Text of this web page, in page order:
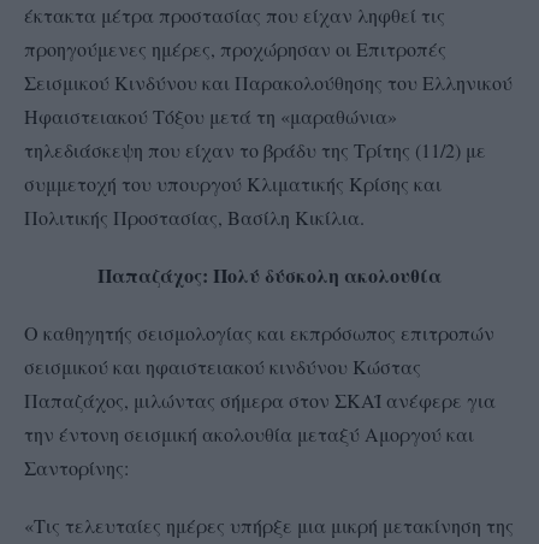
έκτακτα μέτρα προστασίας που είχαν ληφθεί τις
προηγούμενες ημέρες, προχώρησαν οι Επιτροπές
Σεισμικού Κινδύνου και Παρακολούθησης του Ελληνικού
Ηφαιστειακού Τόξου μετά τη «μαραθώνια»
τηλεδιάσκεψη που είχαν το βράδυ της Τρίτης (11/2) με
συμμετοχή του υπουργού Κλιματικής Κρίσης και
Πολιτικής Προστασίας, Βασίλη Κικίλια.
Παπαζάχος: Πολύ δύσκολη ακολουθία
Ο καθηγητής σεισμολογίας και εκπρόσωπος επιτροπών
σεισμικού και ηφαιστειακού κινδύνου Κώστας
Παπαζάχος, μιλώντας σήμερα στον ΣΚΑΪ ανέφερε για
την έντονη σεισμική ακολουθία μεταξύ Αμοργού και
Σαντορίνης:
«Τις τελευταίες ημέρες υπήρξε μια μικρή μετακίνηση της